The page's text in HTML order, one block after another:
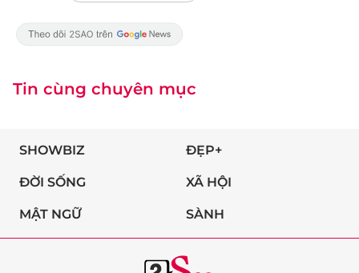
Tin cùng chuyên mục
SHOWBIZ ĐẸP+
ĐỜI SỐNG XÃ HỘI
MẬT NGỮ SÀNH